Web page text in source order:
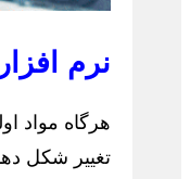
نرم
هرگاه مواد
تغییر شکل